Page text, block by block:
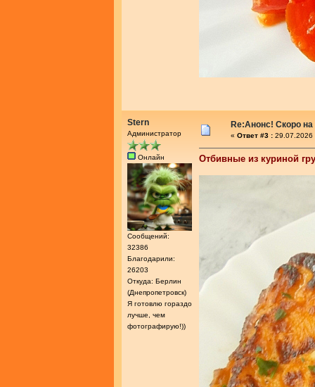
Stern
Администратор
Онлайн
Сообщений:
32386
Благодарили:
26203
Откуда: Берлин
(Днепропетровск)
Я готовлю гораздо
лучше, чем
фотографирую!))
Re:Анонс! Скоро
« Ответ #3 : 29.07.2026
Отбивные из куриной